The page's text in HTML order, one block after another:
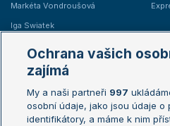
Markéta Vondroušová
Iga Swiatek
Žebříčky
Žebříček ATP (muži)
Žebříček WTA (ženy)
Ochrana vašich
zajímá
My a naši partneři 997
osobní údaje, jako jsou údaje o
identifikátory, a máme k nim